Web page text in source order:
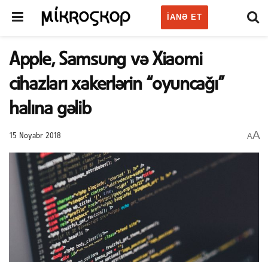
IANƏ ET
Apple, Samsung və Xiaomi
cihazları xakerlərin “oyuncağı”
halına gəlib
15 Noyabr 2018 AA